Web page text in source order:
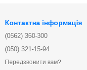
Контактна інформація
(0562) 360-300
(050) 321-15-94
Передзвонити вам?